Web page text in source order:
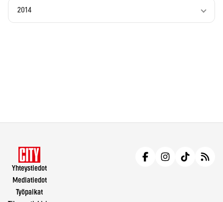
2014
Yhteystiedot
Mediatiedot
Työpaikat